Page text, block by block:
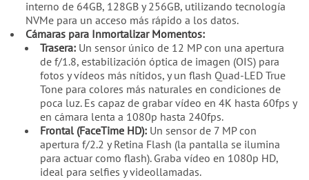
interno de 64GB, 128GB y 256GB, utilizando tecnología
NVMe para un acceso más rápido a los datos.
Cámaras para Inmortalizar Momentos:
Trasera:Un sensor único de 12 MP con una apertura
de f/1.8, estabilización óptica de imagen (OIS) para
fotos y vídeos más nítidos, y un flash Quad-LED True
Tone para colores más naturales en condiciones de
poca luz. Es capaz de grabar vídeo en 4K hasta 60fps y
en cámara lenta a 1080p hasta 240fps.
Frontal (FaceTime HD):Un sensor de 7 MP con
apertura f/2.2 y Retina Flash (la pantalla se ilumina
para actuar como flash). Graba vídeo en 1080p HD,
ideal para selfies y videollamadas.